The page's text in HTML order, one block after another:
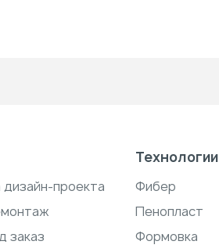
проекта
заказ
Технологии
Фибер
Пенопласт
Формовка